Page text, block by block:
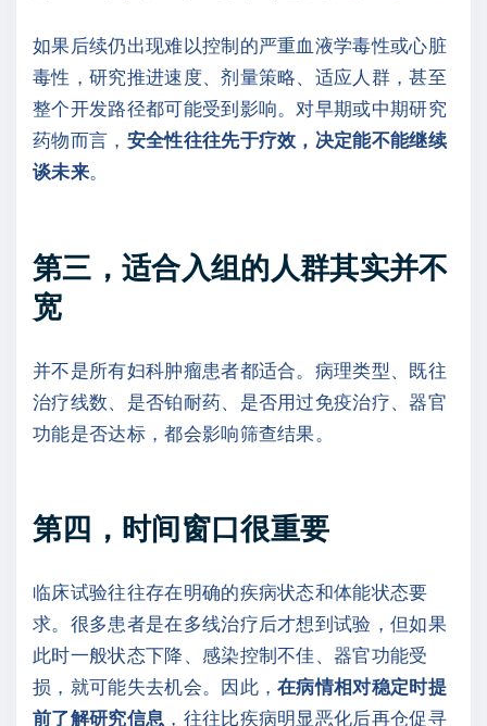
如果后续仍出现难以控制的严重血液学毒性或心脏
毒性，研究推进速度、剂量策略、适应人群，甚至
整个开发路径都可能受到影响。对早期或中期研究
药物而言， 安全性往往先于疗效，决定能不能继续
谈未来。
第三，适合入组的人群其实并不
宽
并不是所有妇科肿瘤患者都适合。病理类型、既往
治疗线数、是否铂耐药、是否用过免疫治疗、器官
功能是否达标，都会影响筛查结果。
第四，时间窗口很重要
临床试验往往存在明确的疾病状态和体能状态要
求。很多患者是在多线治疗后才想到试验，但如果
此时一般状态下降、感染控制不佳、器官功能受
损，就可能失去机会。因此，在病情相对稳定时提
前了解研究信息 ，往往比疾病明显恶化后再仓促寻